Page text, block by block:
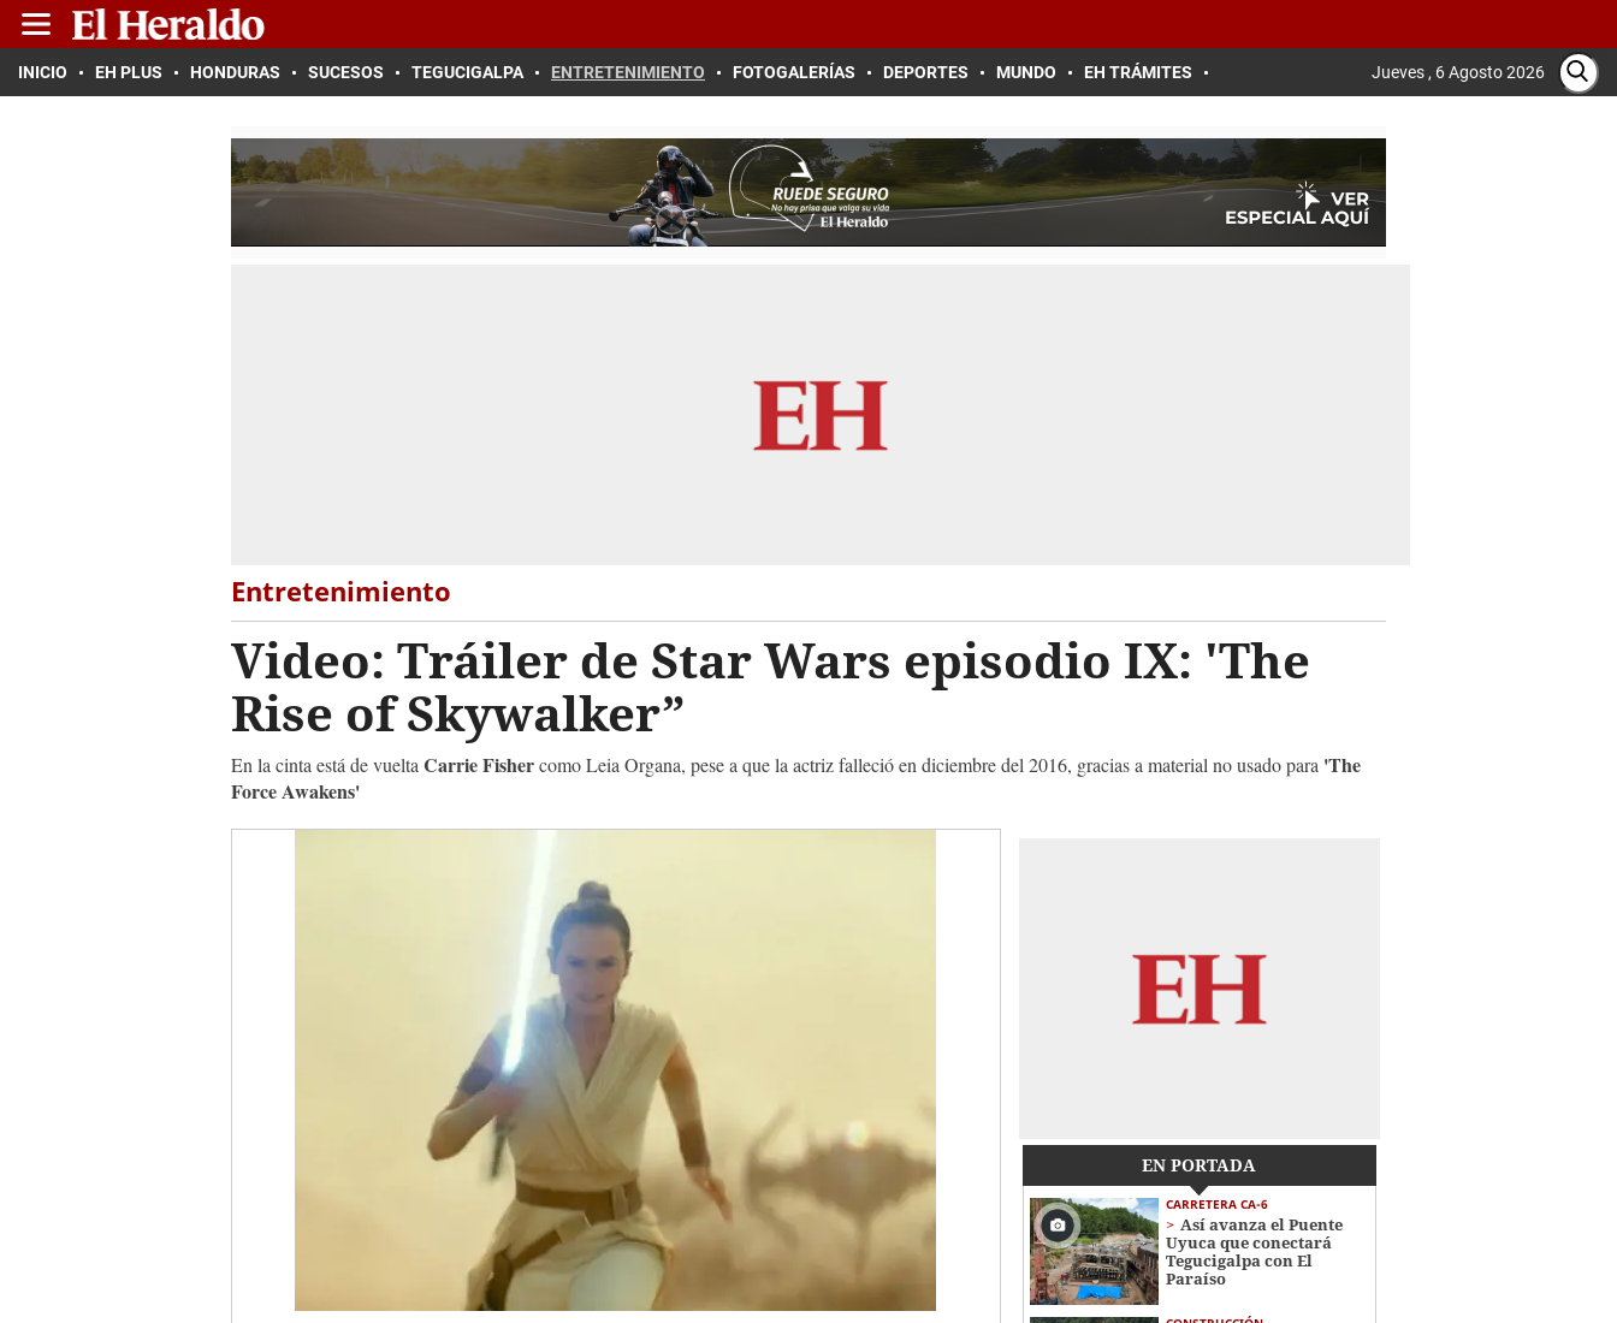
INICIO EH PLUS HONDURAS SUCESOS TEGUCIGALPA ENTRETENIMIENTO FOTOGALERÍAS DEPORTES MUNDO EH TRÁMITES Jueves , 6 Agosto 2026
Entretenimiento
Video: Tráiler de Star Wars episodio IX: 'The
Rise of Skywalker”
En la cinta está de vuelta Carrie Fishercomo Leia Organa, pese a que la actriz falleció en diciembre del 2016, gracias a material no usado para 'The
Force Awakens'
EN PORTADA
CARRETERA CA-6
Así avanza el Puente
Uyuca que conectará
Tegucigalpa con El
Paraíso